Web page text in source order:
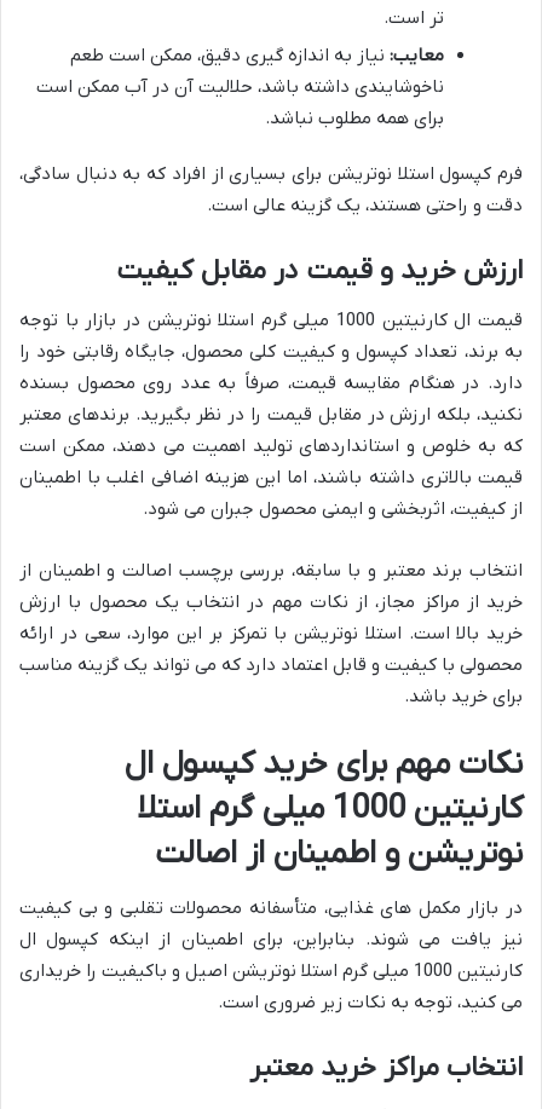
تر است.
معایب: نیاز به اندازه گیری دقیق، ممکن است طعم
ناخوشایندی داشته باشد، حلالیت آن در آب ممکن است
برای همه مطلوب نباشد.
فرم کپسول استلا نوتریشن برای بسیاری از افراد که به دنبال سادگی،
دقت و راحتی هستند، یک گزینه عالی است.
ارزش خرید و قیمت در مقابل کیفیت
قیمت ال کارنیتین 1000 میلی گرم استلا نوتریشن در بازار با توجه
به برند، تعداد کپسول و کیفیت کلی محصول، جایگاه رقابتی خود را
دارد. در هنگام مقایسه قیمت، صرفاً به عدد روی محصول بسنده
نکنید، بلکه ارزش در مقابل قیمت را در نظر بگیرید. برندهای معتبر
که به خلوص و استانداردهای تولید اهمیت می دهند، ممکن است
قیمت بالاتری داشته باشند، اما این هزینه اضافی اغلب با اطمینان
از کیفیت، اثربخشی و ایمنی محصول جبران می شود.
انتخاب برند معتبر و با سابقه، بررسی برچسب اصالت و اطمینان از
خرید از مراکز مجاز، از نکات مهم در انتخاب یک محصول با ارزش
خرید بالا است. استلا نوتریشن با تمرکز بر این موارد، سعی در ارائه
محصولی با کیفیت و قابل اعتماد دارد که می تواند یک گزینه مناسب
برای خرید باشد.
نکات مهم برای خرید کپسول ال
کارنیتین 1000 میلی گرم استلا
نوتریشن و اطمینان از اصالت
در بازار مکمل های غذایی، متأسفانه محصولات تقلبی و بی کیفیت
نیز یافت می شوند. بنابراین، برای اطمینان از اینکه کپسول ال
کارنیتین 1000 میلی گرم استلا نوتریشن اصیل و باکیفیت را خریداری
می کنید، توجه به نکات زیر ضروری است.
انتخاب مراکز خرید معتبر